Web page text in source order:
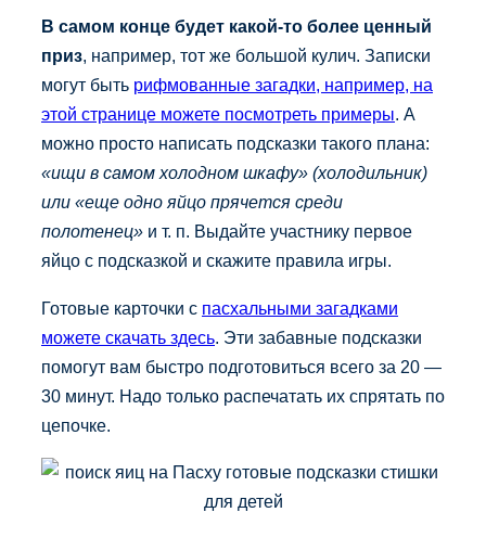
В самом конце будет какой-то более ценный
приз, например, тот же большой кулич. Записки
могут быть рифмованные загадки, например, на
этой странице можете посмотреть примеры. А
можно просто написать подсказки такого плана:
«ищи в самом холодном шкафу» (холодильник)
или «еще одно яйцо прячется среди
полотенец» и т. п. Выдайте участнику первое
яйцо с подсказкой и скажите правила игры.
Готовые карточки с пасхальными загадками
можете скачать здесь. Эти забавные подсказки
помогут вам быстро подготовиться всего за 20 —
30 минут. Надо только распечатать их спрятать по
цепочке.